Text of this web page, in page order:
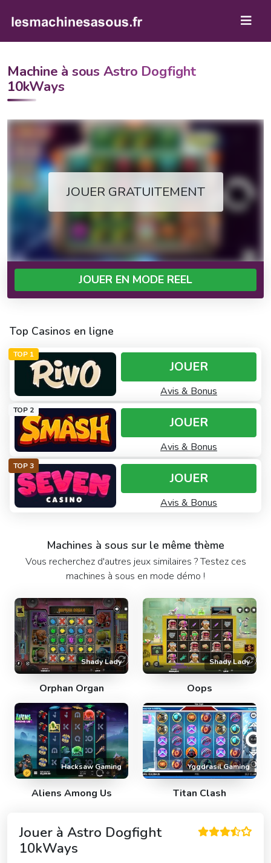
Machine à sous Astro Dogfight
10kWays
JOUER GRATUITEMENT
JOUER EN MODE REEL
Top Casinos en ligne
TOP 1
JOUER
Avis & Bonus
TOP 2
JOUER
Avis & Bonus
TOP 3
JOUER
Avis & Bonus
Machines à sous sur le même thème
Vous recherchez d'autres jeux similaires ? Testez ces
machines à sous en mode démo !
Shady Lady
Orphan Organ
Shady Lady
Oops
Hacksaw Gaming
Aliens Among Us
Yggdrasil Gaming
Titan Clash
Jouer à Astro Dogfight
10kWays